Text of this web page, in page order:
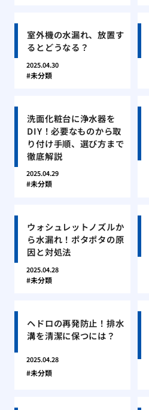
室外機の水漏れ、放置す
るとどうなる？
2025.04.30
未分類
洗面化粧台に浄水器を
DIY！必要なものから取
り付け手順、選び方まで
徹底解説
2025.04.29
未分類
ウォシュレットノズルか
ら水漏れ！ポタポタの原
因と対処法
2025.04.28
未分類
ヘドロの再発防止！排水
溝を清潔に保つには？
2025.04.28
未分類